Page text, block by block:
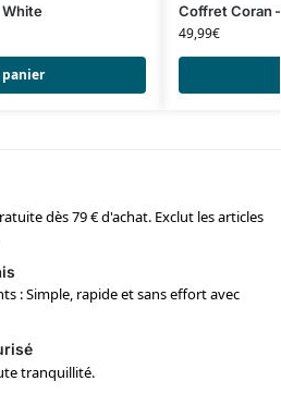
White Coffret Coran
49,99€
dès 79 € d'achat. Exclut les articles
: Simple, rapide et sans effort avec
tranquillité.